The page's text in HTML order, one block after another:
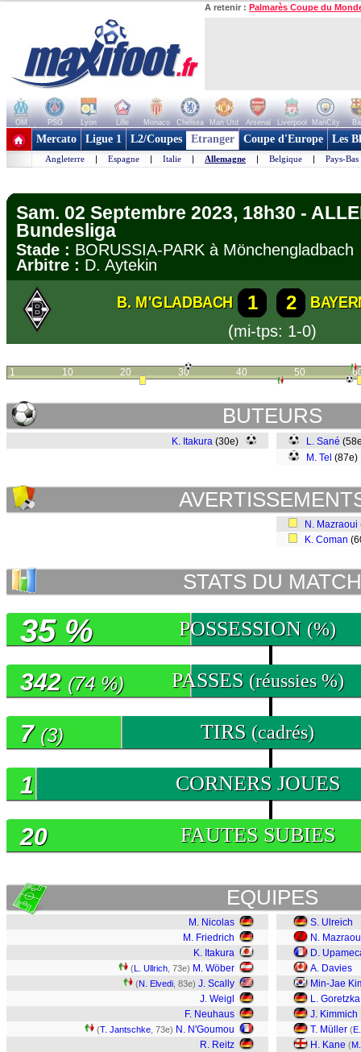
A retenir : Palmarès Coupe du
OM PSG Lyon Lille Monaco Chelsea Man Utd Arsenal Liverpool ManCity
+ de clubs
Mercato Ligue 1 L2/Coupes Etranger Coupe d'Europe Les
Angleterre | Espagne | Italie | Allemagne | Belgique | Pays-Bas
Sam. 02 Septembre 2023, 18h30 -
Bundesliga
Stade : BORUSSIA-PARK à
Arbitre : D. Aytekin
B. M'GLADBACH 1 2
(mi-tps: 1-0)
1 10 20 30 40 50
BUTEURS
K. Itakura (30e) L. Sané
M. Tel
N. Mazraoui
K. Coman
STATS DU MATCH
POSSESSION (%)
35 %
PASSES (réussies %)
342 (74 %)
TIRS (cadrés)
7 (3)
CORNERS JOUES
1
FAUTES SUBIES
20
EQUIPES
M. Nicolas
M. Friedrich
K. Itakura
(L. Ullrich , 73e) M. Wöber
(N. Elvedi , 83e) J. Scally
J. Weigl
F. Neuhaus
(T. Jantschke , 73e) N. N'Goumou
R. Reitz
S. Ulreich
N.
D.
A. Davies
Min-Jae
L. Goretzka
J. Kimmich
T. Müller (
H. Kane (